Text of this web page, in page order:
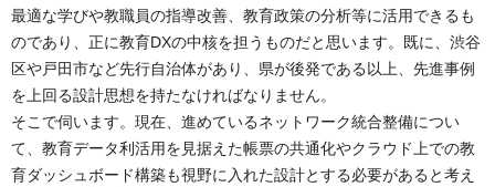
最適な学びや教職員の指導改善、教育政策の分析等に活用できるも
のであり、正に教育DXの中核を担うものだと思います。既に、渋谷
区や戸田市など先行自治体があり、県が後発である以上、先進事例
を上回る設計思想を持たなければなりません。
そこで伺います。現在、進めているネットワーク統合整備につい
て、教育データ利活用を見据えた帳票の共通化やクラウド上での教
育ダッシュボード構築も視野に入れた設計とする必要があると考え